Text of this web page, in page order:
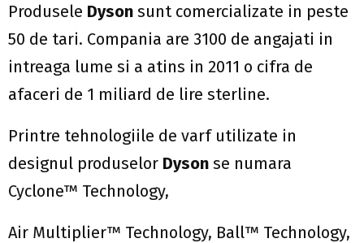
Produsele Dyson sunt comercializate in peste
50 de tari. Compania are 3100 de angajati in
intreaga lume si a atins in 2011 o cifra de
afaceri de 1 miliard de lire sterline.
Printre tehnologiile de varf utilizate in
designul produselor Dyson se numara
Cyclone™ Technology,
Air Multiplier™ Technology, Ball™ Technology,